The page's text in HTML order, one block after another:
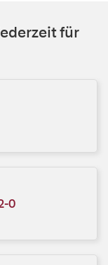
für
0